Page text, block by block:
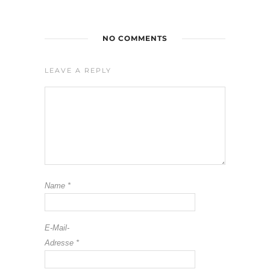
NO COMMENTS
LEAVE A REPLY
Name *
E-Mail-
Adresse *